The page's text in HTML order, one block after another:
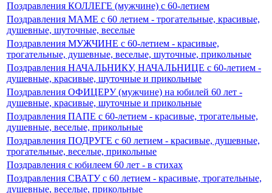
Поздравления КОЛЛЕГЕ (мужчине) c 60-летием
Поздравления МАМЕ с 60 летием - трогательные, красивые,
душевные, шуточные, веселые
Поздравления МУЖЧИНЕ c 60-летием - красивые,
трогательные, душевные, веселые, шуточные, прикольные
Поздравления НАЧАЛЬНИКУ, НАЧАЛЬНИЦЕ с 60-летием -
душевные, красивые, шуточные и прикольные
Поздравления ОФИЦЕРУ (мужчине) на юбилей 60 лет -
душевные, красивые, шуточные и прикольные
Поздравления ПАПЕ c 60-летием - красивые, трогательные,
душевные, веселые, прикольные
Поздравления ПОДРУГЕ с 60 летием - красивые, душевные,
трогательные, веселые, прикольные
Поздравления с юбилеем 60 лет - в стихах
Поздравления СВАТУ с 60 летием - красивые, трогательные,
душевные, веселые, прикольные